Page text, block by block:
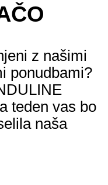
z našimi
ponudbami?
teden vas bo
naša